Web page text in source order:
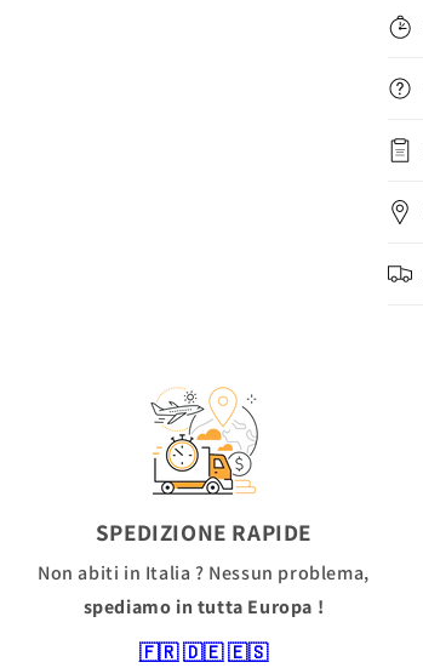
SPEDIZIONE RAPIDE
Non abiti in Italia ? Nessun problema,
spediamo in tutta Europa !
🇫🇷🇩🇪🇪🇸